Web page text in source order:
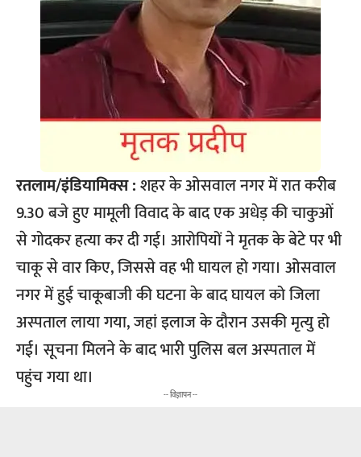
रतलाम/इंडियामिक्स :शहर के ओसवाल नगर में रात करीब
9.30 बजे हुए मामूली विवाद के बाद एक अधेड़ की चाकुओं
से गोदकर हत्या कर दी गई। आरोपियों ने मृतक के बेटे पर भी
चाकू से वार किए, जिससे वह भी घायल हो गया। ओसवाल
नगर में हुई चाकूबाजी की घटना के बाद घायल को जिला
अस्पताल लाया गया, जहां इलाज के दौरान उसकी मृत्यु हो
गई। सूचना मिलने के बाद भारी पुलिस बल अस्पताल में
पहुंच गया था।
-- विज्ञापन --